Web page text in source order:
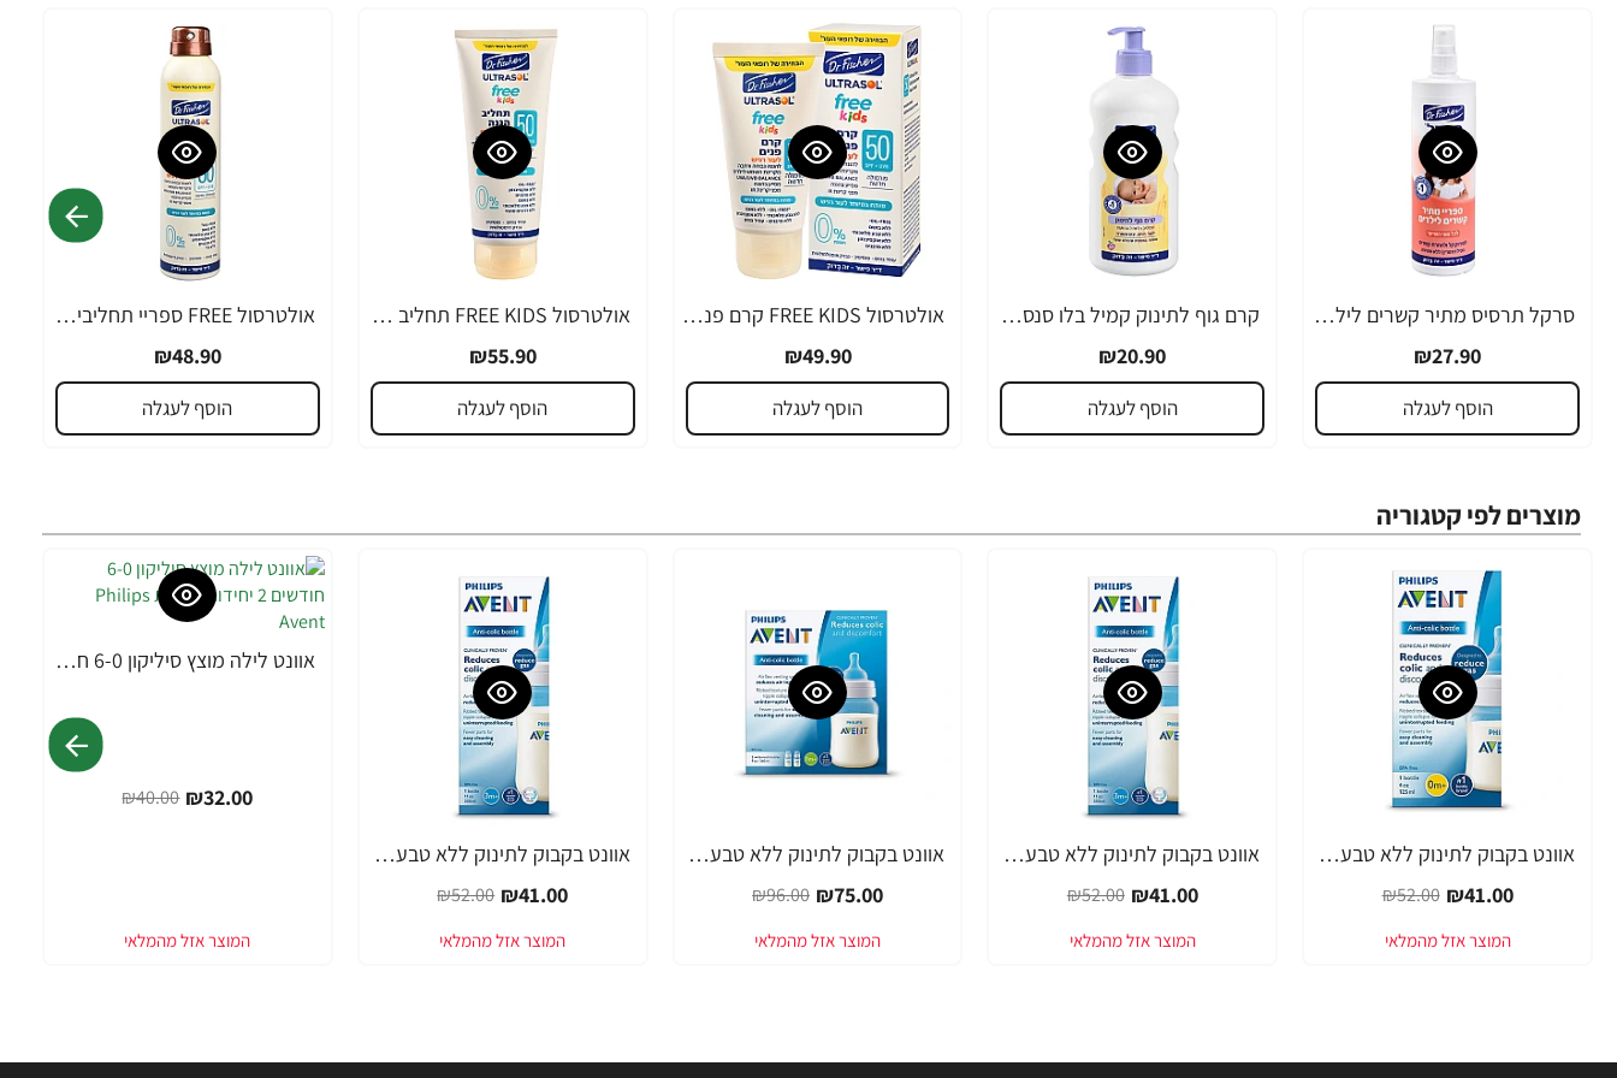
סרקל תרסיס מתיר קשרים לילדים 340 מ"ל - ד"ר פישר
₪27.90
הוסף לעגלה
קרם גוף לתינוק קמיל בלו סנסטיב שיבולת שועל 500 מ"ל - ד"ר פישר
₪20.90
הוסף לעגלה
אולטרסול FREE KIDS קרם פנים SPF50 מיוחד לילדים 50 מ"ל - ד"ר פישר
₪49.90
הוסף לעגלה
אולטרסול FREE KIDS תחליב הגנה SPF50 מיוחד לילדים 200 מ"ל - ד"ר פישר
₪55.90
הוסף לעגלה
אולטרסול FREE ספריי תחליבי לעור רגיש SPF50 ללא שמנים 200 מ"ל - ד"ר פישר
₪48.90
הוסף לעגלה
מוצרים לפי קטגוריה
-21%
אוונט בקבוק לתינוק ללא טבעת 125 מ"ל (0 חודש+) 1 יחידה - מבית Philips Avent
₪41.00
₪52.00
-21%
אוונט בקבוק לתינוק ללא טבעת 260 מ"ל (1 חודש+) 1 יחידה - מבית Philips Avent
₪41.00
₪52.00
-22%
אוונט בקבוק לתינוק ללא טבעת 260 מ"ל ליחידה (1 חודש+) 2 יחידות - מבית Philips Avent
₪75.00
₪96.00
-21%
אוונט בקבוק לתינוק ללא טבעת 330 מ"ל (3 חודש+) 1 יחידה - מבית Philips Avent
₪41.00
₪52.00
-20% אוונט לילה מוצץ סיליקון 6-0 חודשים 2 יחידות - מבית Philips Avent
₪32.00
₪40.00